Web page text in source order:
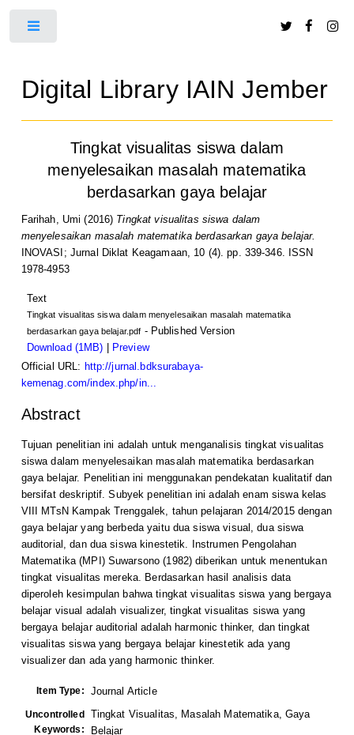
Digital Library IAIN Jember
Tingkat visualitas siswa dalam
menyelesaikan masalah matematika
berdasarkan gaya belajar
Farihah, Umi (2016) Tingkat visualitas siswa dalam
menyelesaikan masalah matematika berdasarkan gaya belajar.
INOVASI; Jurnal Diklat Keagamaan, 10 (4). pp. 339-346. ISSN
1978-4953
Text
Tingkat visualitas siswa dalam menyelesaikan masalah matematika
berdasarkan gaya belajar.pdf - Published Version
Download (1MB)
Preview
Official URL: http://jurnal.bdksurabaya-
kemenag.com/index.php/in...
Abstract
Tujuan penelitian ini adalah untuk menganalisis tingkat visualitas
siswa dalam menyelesaikan masalah matematika berdasarkan
gaya belajar. Penelitian ini menggunakan pendekatan kualitatif dan
bersifat deskriptif. Subyek penelitian ini adalah enam siswa kelas
VIII MTsN Kampak Trenggalek, tahun pelajaran 2014/2015 dengan
gaya belajar yang berbeda yaitu dua siswa visual, dua siswa
auditorial, dan dua siswa kinestetik. Instrumen Pengolahan
Matematika (MPI) Suwarsono (1982) diberikan untuk menentukan
tingkat visualitas mereka. Berdasarkan hasil analisis data
diperoleh kesimpulan bahwa tingkat visualitas siswa yang bergaya
belajar visual adalah visualizer, tingkat visualitas siswa yang
bergaya belajar auditorial adalah harmonic thinker, dan tingkat
visualitas siswa yang bergaya belajar kinestetik ada yang
visualizer dan ada yang harmonic thinker.
Item Type: Journal Article
Uncontrolled
Keywords:
Tingkat Visualitas, Masalah Matematika, Gaya
Belajar